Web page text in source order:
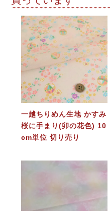
一越ちりめん生地 かすみ
桜に手まり(卯の花色) 10
cm単位 切り売り